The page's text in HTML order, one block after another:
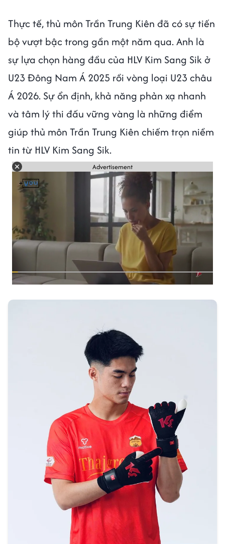
Thực tế, thủ môn Trần Trung Kiên đã có sự tiến
bộ vượt bậc trong gần một năm qua. Anh là
sự lựa chọn hàng đầu của HLV Kim Sang Sik ở
U23 Đông Nam Á 2025 rồi vòng loại U23 châu
Á 2026. Sự ổn định, khả năng phản xạ nhanh
và tâm lý thi đấu vững vàng là những điểm
giúp thủ môn Trần Trung Kiên chiếm trọn niềm
tin từ HLV Kim Sang Sik.
Advertisement